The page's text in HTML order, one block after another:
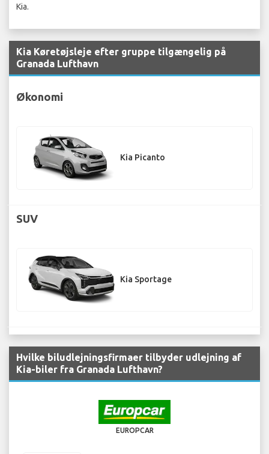
Kia.
Kia Køretøjsleje efter gruppe tilgængelig på
Granada Lufthavn
Økonomi
Kia Picanto
SUV
Kia Sportage
Hvilke biludlejningsfirmaer tilbyder udlejning af
Kia-biler fra Granada Lufthavn?
EUROPCAR